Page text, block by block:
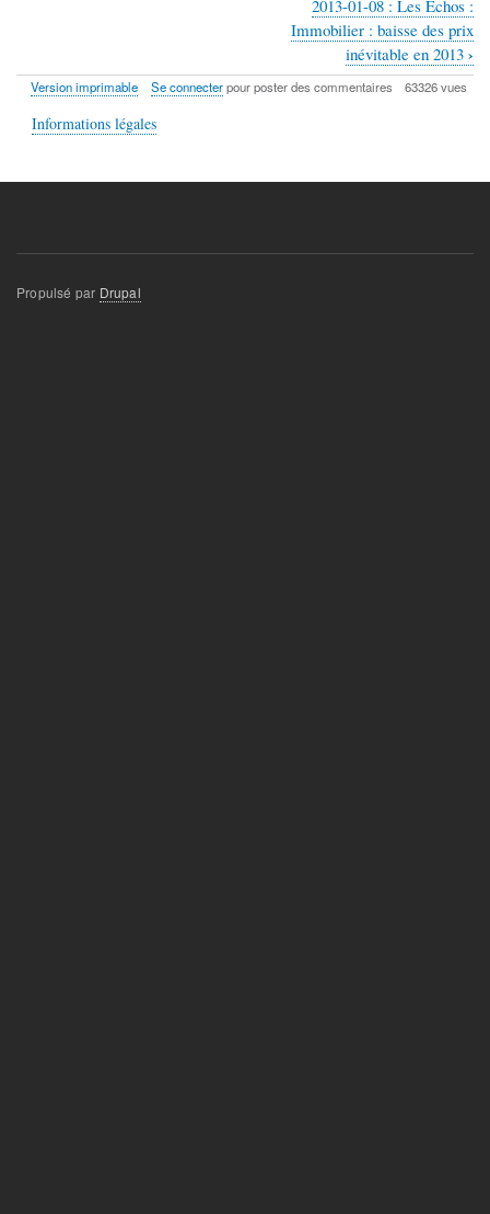
de
livre
Presse
médias
2013-01-08 : Les Échos :
Immobilier : baisse des prix
inévitable en 2013 ›
Version imprimable Se connecterpour poster des commentaires 63326 vues
Informations légales
Propulsé par Drupal